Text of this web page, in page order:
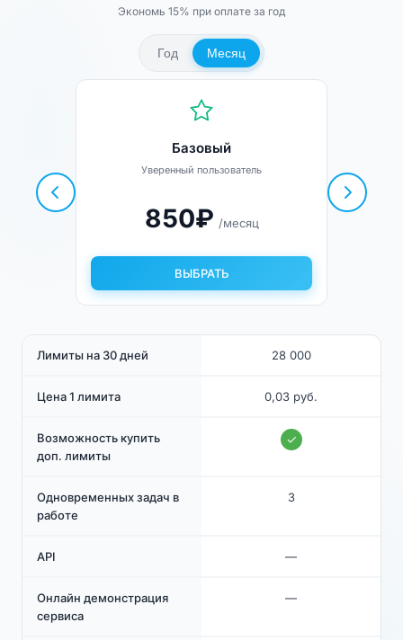
Экономь 15% при оплате за год
Год Месяц
Базовый
Уверенный пользователь
850₽ /месяц
ВЫБРАТЬ
Лимиты на 30 дней 28 000
Цена 1 лимита 0,03 руб.
Возможность купить
доп. лимиты
✓
Одновременных задач в
работе
3
API —
Онлайн демонстрация
сервиса
—